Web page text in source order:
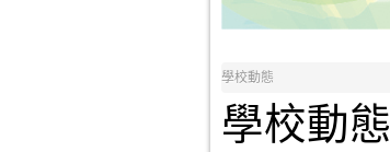
學校動態
學校動態